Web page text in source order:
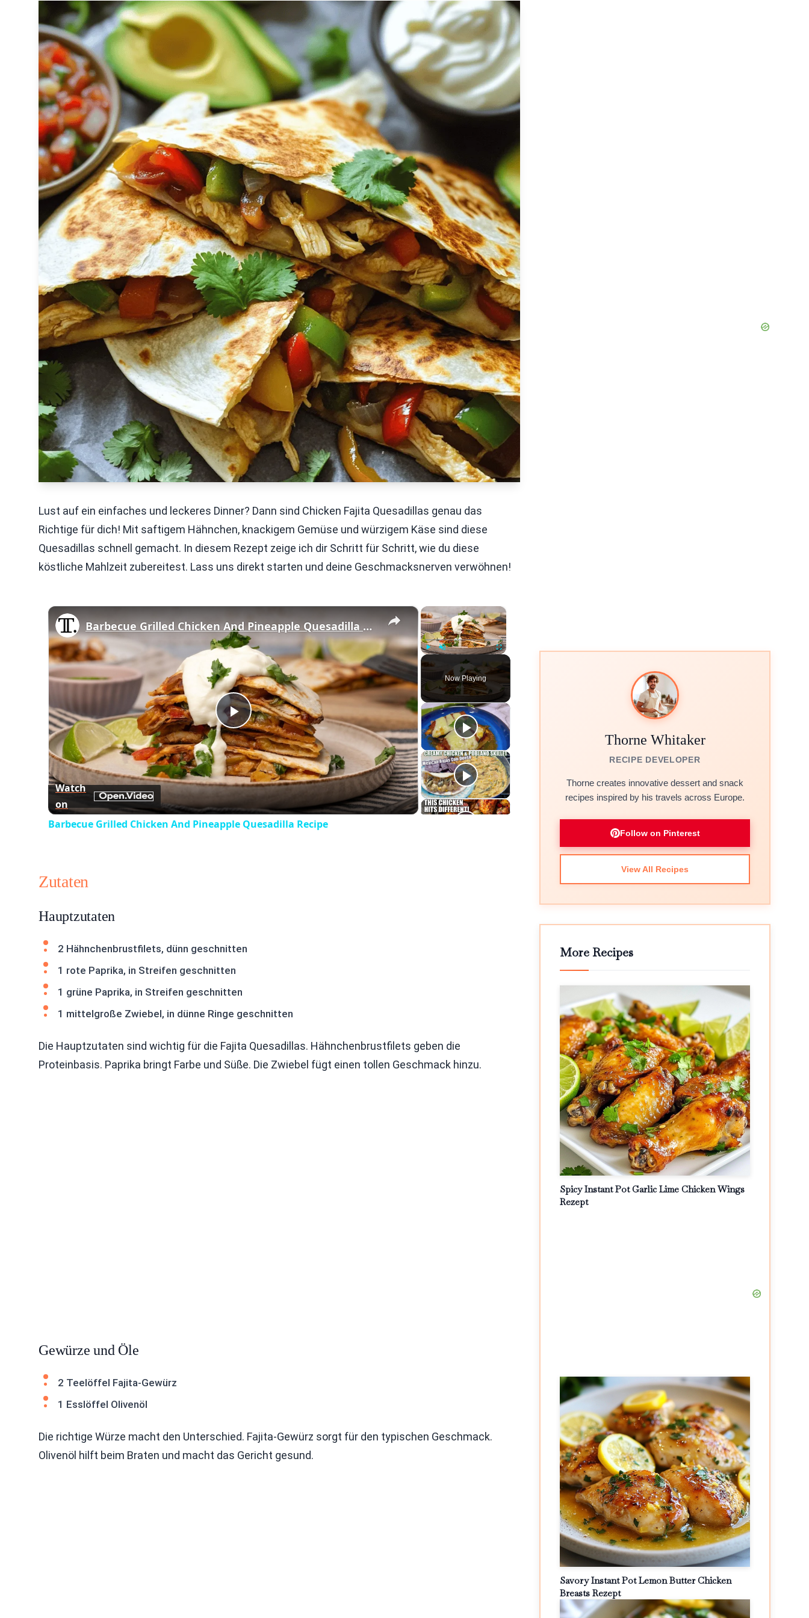
Lust auf ein einfaches und leckeres Dinner? Dann sind Chicken Fajita Quesadillas genau das
Richtige für dich! Mit saftigem Hähnchen, knackigem Gemüse und würzigem Käse sind diese
Quesadillas schnell gemacht. In diesem Rezept zeige ich dir Schritt für Schritt, wie du diese
köstliche Mahlzeit zubereitest. Lass uns direkt starten und deine Geschmacksnerven verwöhnen!
×
Fullscreen
Now Playing
×
Play
Video
Barbecue Grilled Chicken And Pineapple Quesadilla Recipe
Watch
on
Barbecue Grilled Chicken And Pineapple Quesadilla Recipe
Zutaten
Hauptzutaten
2 Hähnchenbrustfilets, dünn geschnitten
1 rote Paprika, in Streifen geschnitten
1 grüne Paprika, in Streifen geschnitten
1 mittelgroße Zwiebel, in dünne Ringe geschnitten
Die Hauptzutaten sind wichtig für die Fajita Quesadillas. Hähnchenbrustfilets geben die
Proteinbasis. Paprika bringt Farbe und Süße. Die Zwiebel fügt einen tollen Geschmack hinzu.
Gewürze und Öle
2 Teelöffel Fajita-Gewürz
1 Esslöffel Olivenöl
Die richtige Würze macht den Unterschied. Fajita-Gewürz sorgt für den typischen Geschmack.
Olivenöl hilft beim Braten und macht das Gericht gesund.
Thorne Whitaker
RECIPE DEVELOPER
Thorne creates innovative dessert and snack
recipes inspired by his travels across Europe.
Follow on Pinterest
View All Recipes
More Recipes
Spicy Instant Pot Garlic Lime Chicken Wings
Rezept
Savory Instant Pot Lemon Butter Chicken
Breasts Rezept